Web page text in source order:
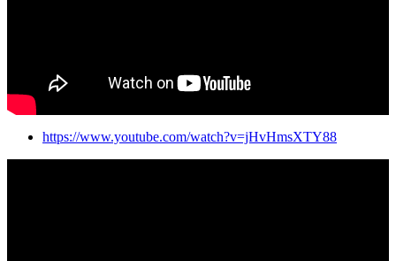
https://www.youtube.com/watch?v=jHvHmsXTY88